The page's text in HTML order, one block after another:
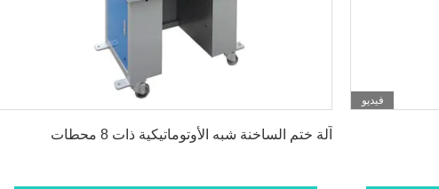
فيديو
آلة ختم الساخنة شبه الأوتوماتيكية ذات 8 محطات